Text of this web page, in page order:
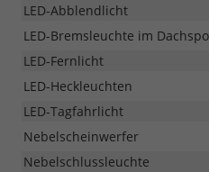
LED-Abblendlicht
LED-Bremsleuchte im
LED-Fernlicht
LED-Heckleuchten
LED-Tagfahrlicht
Nebelscheinwerfer
Nebelschlussleuchte